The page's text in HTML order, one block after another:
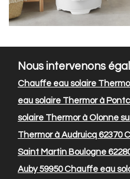
Nous intervenons
Chauffe eau solaire
eau solaire Thermor à
solaire Thermor à Olonne
Thermor à Audruicq 62370
Saint Martin Boulogne
Auby 59950Chauffe eau